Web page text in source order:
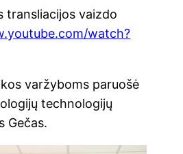
transliacijos vaizdo
watch?
varžyboms paruošė
technologijų
Gečas.